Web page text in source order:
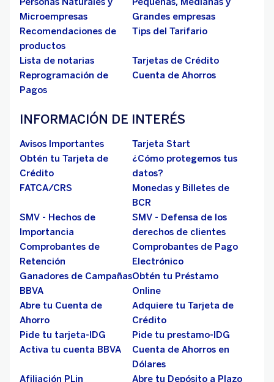
Microempresas
Grandes empresas
Recomendaciones de
productos
Tips del Tarifario
Lista de notarias
Tarjetas de Crédito
Reprogramación de
Pagos
Cuenta de Ahorros
INFORMACIÓN DE INTERÉS
Avisos Importantes
Tarjeta Start
Obtén tu Tarjeta de
Crédito
¿Cómo protegemos tus
datos?
FATCA/CRS
Monedas y Billetes de
BCR
SMV - Hechos de
Importancia
SMV - Defensa de los
derechos de clientes
Comprobantes de
Retención
Comprobantes de Pago
Electrónico
Ganadores de Campañas
BBVA
Obtén tu Préstamo
Online
Abre tu Cuenta de
Ahorro
Adquiere tu Tarjeta de
Crédito
Pide tu tarjeta-IDG
Pide tu prestamo-IDG
Activa tu cuenta BBVA
Cuenta de Ahorros en
Dólares
Afiliación PLin
Abre tu Depósito a Plazo